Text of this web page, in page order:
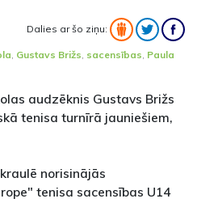
Dalies ar šo ziņu:
, Gustavs Brižs, sacensības, Paula
audzēknis Gustavs Brižs
tenisa turnīrā jauniešiem,
norisinājās
tenisa sacensības U14